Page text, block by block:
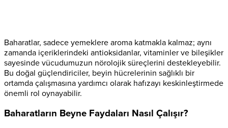
Baharatlar, sadece yemeklere aroma katmakla kalmaz; aynı
zamanda içeriklerindeki antioksidanlar, vitaminler ve bileşikler
sayesinde vücudumuzun nörolojik süreçlerini destekleyebilir.
Bu doğal güçlendiriciler, beyin hücrelerinin sağlıklı bir
ortamda çalışmasına yardımcı olarak hafızayı keskinleştirmede
önemli rol oynayabilir.
Baharatların Beyne Faydaları Nasıl Çalışır?